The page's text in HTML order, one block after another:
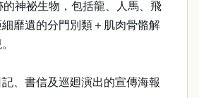
神祕生物，包括龍、人馬、飛
靡遺的分門別類＋肌肉骨骼解
、書信及巡廻演出的宣傳海報